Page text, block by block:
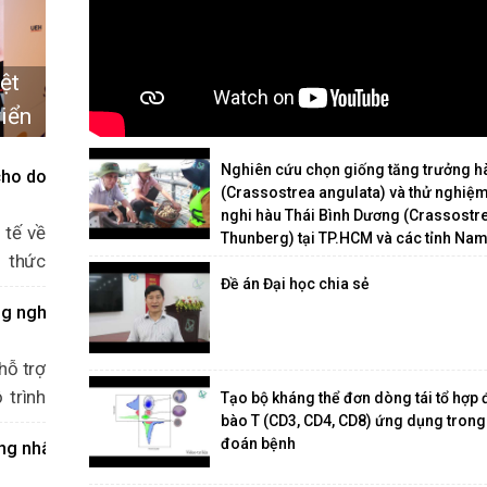
doanh nghiệp Việt
tế về
thức
mô
8 tại
hơn
nghệ sạch, công nghệ mới trong sản xuất công nghiệp
trợ
trình
hiệu
nhân tài
Nghiên cứu chọn giống tăng trưởng
(Crassostrea angulata) và thử
nghi hàu Thái Bình Dương
Thunberg) tại TP.HCM và các tỉnh
Đề án Đại học chia sẻ
Tạo bộ kháng thể đơn dòng tái tổ hợp
bào T (CD3, CD4, CD8) ứng dụng
đoán bệnh